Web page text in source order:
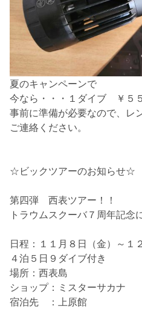
夏のキャンペーンで
今なら・・・１ダイブ ￥５
事前に準備が必要なので、レ
ご連絡ください。
☆ビックツアーのお知らせ☆
第四弾 西表ツアー！！
トラウムスクーバ７周年記念
日程：１１月８日（金）～１
４泊５日９ダイブ付き
場所：西表島
ショップ：ミスターサカナ
宿泊先 ：上原館